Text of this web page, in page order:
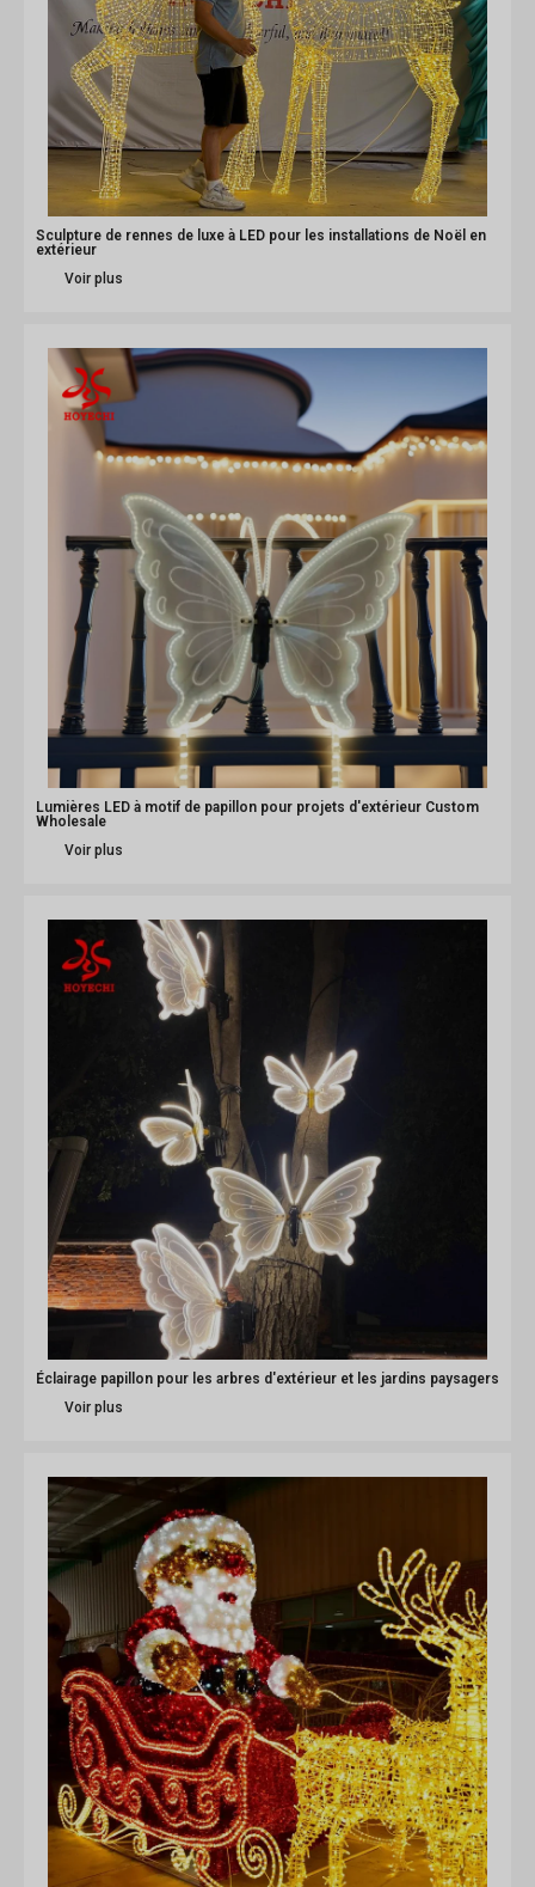
Sculpture de rennes de luxe à LED pour les installations de Noël en
extérieur
Voir plus
Lumières LED à motif de papillon pour projets d'extérieur Custom
Wholesale
Voir plus
Éclairage papillon pour les arbres d'extérieur et les jardins paysagers
Voir plus